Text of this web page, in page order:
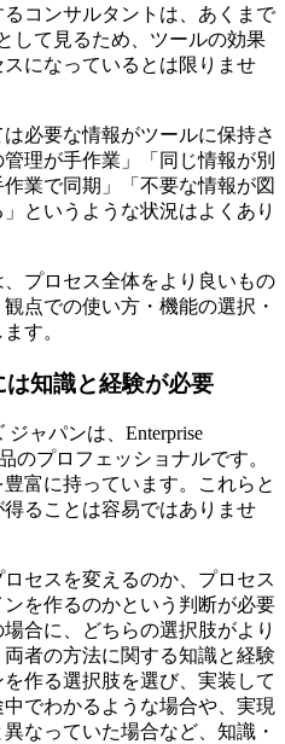
コンサルタントは、あくまで
して見るため、ツールの効果
になっているとは限りませ
必要な情報がツールに保持さ
理が手作業」「同じ情報が別
業で同期」「不要な情報が図
というような状況はよくあり
プロセス全体をより良いもの
点での使い方・機能の選択・
す。
知識と経験が必要
ャパンは、Enterprise
のプロフェッショナルです。
富に持っています。これらと
ることは容易ではありませ
セスを変えるのか、プロセス
を作るのかという判断が必要
合に、どちらの選択肢がより
者の方法に関する知識と経験
作る選択肢を選び、実装して
でわかるような場合や、実現
なっていた場合など、知識・